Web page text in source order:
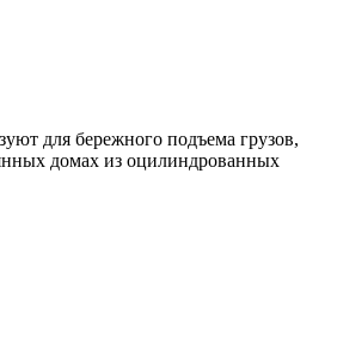
для бережного подъема грузов,
домах из оцилиндрованных